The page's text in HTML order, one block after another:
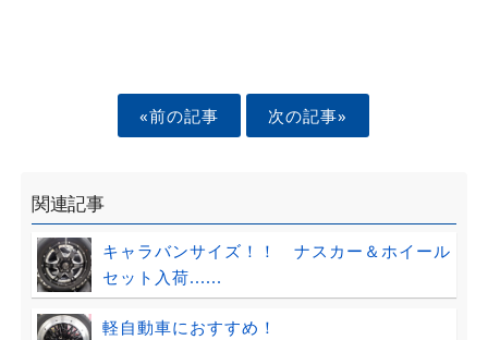
«前の記事 次の記事»
関連記事
キャラバンサイズ！！ ナスカー＆ホイール
セット入荷......
軽自動車におすすめ！